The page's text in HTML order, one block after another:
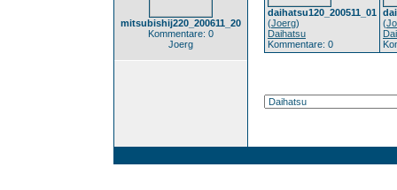
mitsubishij220_200611_20
Kommentare: 0
Joerg
daihatsu120_200511_01
(Joerg)
Daihatsu
Kommentare: 0
(